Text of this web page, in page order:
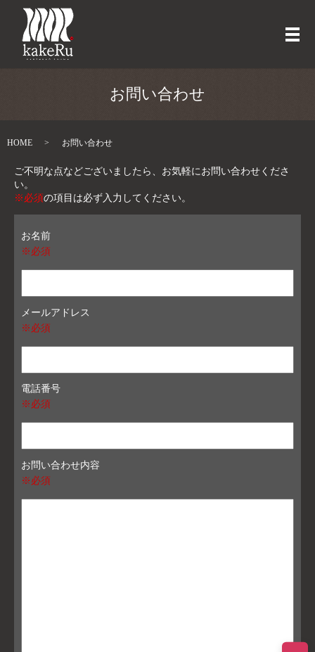
メ
お問い合わせ
HOME お問い合わせ
ご不明な点などございましたら、お気軽にお問い合わせくださ
い。
※必須の項目は必ず入力してください。
お名前
※必須
メールアドレス
※必須
電話番号
※必須
お問い合わせ内容
※必須